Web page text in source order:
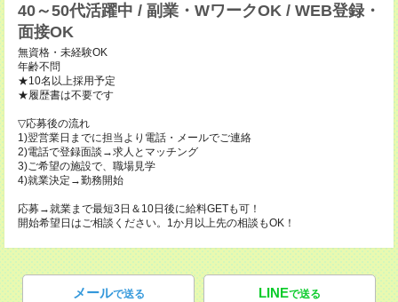
40～50代活躍中 / 副業・WワークOK / WEB登録・
面接OK
無資格・未経験OK
年齢不問
★10名以上採用予定
★履歴書は不要です
▽応募後の流れ
1)翌営業日までに担当より電話・メールでご連絡
2)電話で登録面談→求人とマッチング
3)ご希望の施設で、職場見学
4)就業決定→勤務開始
応募→就業まで最短3日＆10日後に給料GETも可！
開始希望日はご相談ください。1か月以上先の相談もOK！
メールで送る LINEで送る